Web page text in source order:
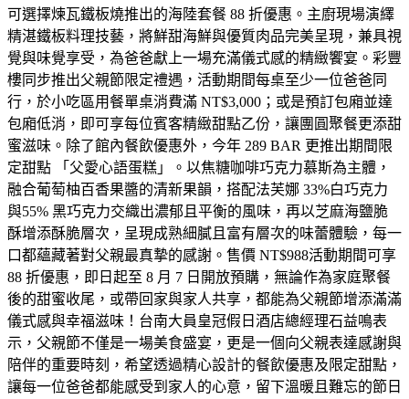
可選擇煉瓦鐵板燒推出的海陸套餐 88 折優惠。主廚現場演繹
精湛鐵板料理技藝，將鮮甜海鮮與優質肉品完美呈現，兼具視
覺與味覺享受，為爸爸獻上一場充滿儀式感的精緻饗宴。彩豐
樓同步推出父親節限定禮遇，活動期間每桌至少一位爸爸同
行，於小吃區用餐單桌消費滿 NT$3,000；或是預訂包廂並達
包廂低消，即可享每位賓客精緻甜點乙份，讓團圓聚餐更添甜
蜜滋味。除了館內餐飲優惠外，今年 289 BAR 更推出期間限
定甜點 「父愛心語蛋糕」。以焦糖咖啡巧克力慕斯為主體，
融合葡萄柚百香果醬的清新果韻，搭配法芙娜 33%白巧克力
與55% 黑巧克力交織出濃郁且平衡的風味，再以芝麻海鹽脆
酥增添酥脆層次，呈現成熟細膩且富有層次的味蕾體驗，每一
口都蘊藏著對父親最真摯的感謝。售價 NT$988活動期間可享
88 折優惠，即日起至 8 月 7 日開放預購，無論作為家庭聚餐
後的甜蜜收尾，或帶回家與家人共享，都能為父親節增添滿滿
儀式感與幸福滋味！台南大員皇冠假日酒店總經理石益鳴表
示，父親節不僅是一場美食盛宴，更是一個向父親表達感謝與
陪伴的重要時刻，希望透過精心設計的餐飲優惠及限定甜點，
讓每一位爸爸都能感受到家人的心意，留下溫暖且難忘的節日